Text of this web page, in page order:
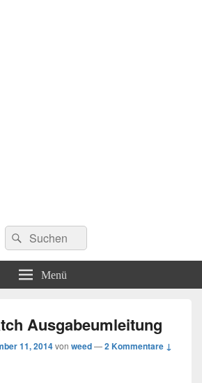
Suchen
nach:
Suchen
Menü
Ausgabeumleitung
11, 2014von weed—2 Kommentare ↓